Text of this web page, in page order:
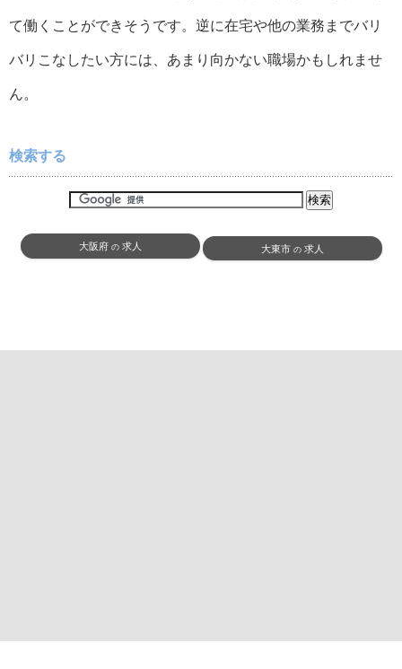
て働くことができそうです。逆に在宅や他の業務までバリ
バリこなしたい方には、あまり向かない職場かもしれませ
ん。
検索する
大阪府の 求人 大東市の 求人